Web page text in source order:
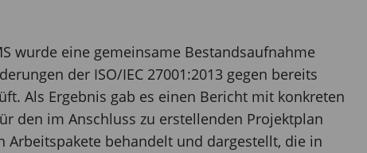
wurde eine gemeinsame Bestandsaufnahme
der ISO/IEC 27001:2013 gegen bereits
Als Ergebnis gab es einen Bericht mit konkreten
den im Anschluss zu erstellenden Projektplan
behandelt und dargestellt, die in